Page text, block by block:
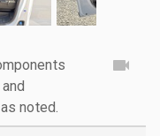
noted.